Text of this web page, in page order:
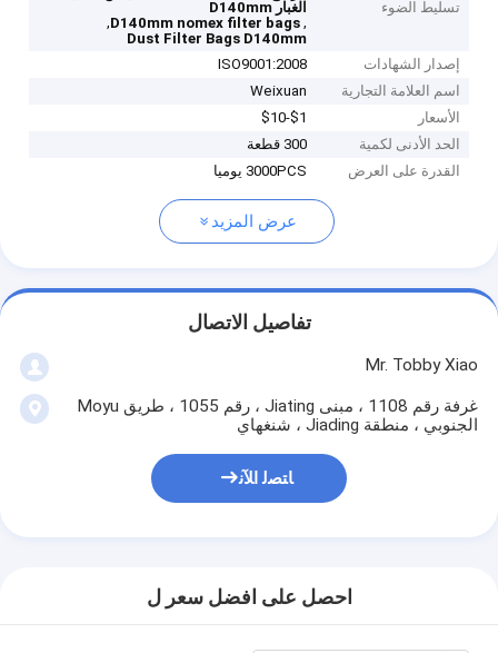
تسليط الضوء
الغبار D140mm
,
D140mm nomex filter bags
,
Dust Filter Bags D140mm
إصدار الشهادات
ISO9001:2008
اسم العلامة التجارية
Weixuan
الأسعار
$1-$10
الحد الأدنى لكمية
300 قطعة
القدرة على العرض
3000PCS يوميا
عرض المزيد
تفاصيل الاتصال
Mr. Tobby Xiao
غرفة رقم 1108 ، مبنى Jiating ، رقم 1055 ، طريق Moyu
الجنوبي ، منطقة Jiading ، شنغهاي
ﺎﺘﺼﻟ ﺍﻶﻧ
احصل على افضل سعر ل